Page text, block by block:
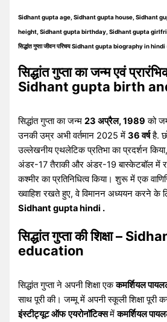
Sidhant gupta age, Sidhant gupta house, Sidhant
height, Sidhant gupta birthday, Sidhant gupta
सिद्धांत गुप्ता जीवन परिचय Sidhant gupta biography in hindi
सिद्धांत गुप्ता का जन्म एवं
Sidhant gupta birth
सिद्धांत गुप्ता का जन्म23 अप्रैल, 1989 को
उनकी उम्र अभी वर्तमान 2025 में36 वर्षहै.
उल्लेखनीय एथलेटिक प्रतिभा का प्रदर्शन
अंडर-17 तैराकी और अंडर-19 बास्केटबॉल में
कश्मीर का प्रतिनिधित्व किया। शुरू में एक
ख्वाहिश रखते हुए, वे विमानन अध्ययन करने के
Sidhant gupta hindi .
सिद्धांत गुप्ता की शिक्षा –
education
सिद्धांत गुप्ता ने अपनी शिक्षा एककमर्शियल
साथ पूरी की। जम्मू में अपनी स्कूली शिक्षा पूरी
इंस्टीट्यूट ऑफ एयरोनॉटिक्समेंकमर्शियल